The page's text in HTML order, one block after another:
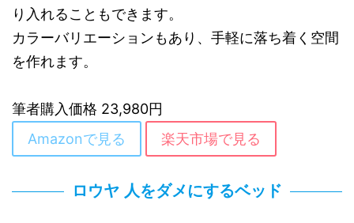
り入れることもできます。
カラーバリエーションもあり、手軽に落ち着く空間
を作れます。
筆者購入価格 23,980円
Amazonで見る
楽天市場で見る
ロウヤ 人をダメにするベッド